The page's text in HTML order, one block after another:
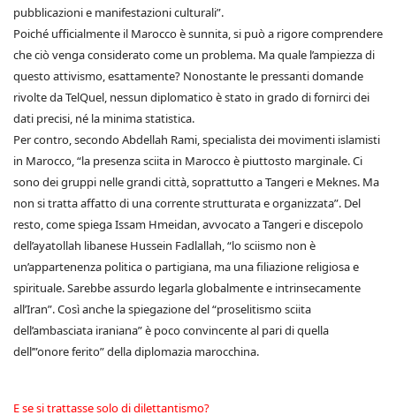
pubblicazioni e manifestazioni culturali”.
Poiché ufficialmente il Marocco è sunnita, si può a rigore comprendere
che ciò venga considerato come un problema. Ma quale l’ampiezza di
questo attivismo, esattamente? Nonostante le pressanti domande
rivolte da TelQuel, nessun diplomatico è stato in grado di fornirci dei
dati precisi, né la minima statistica.
Per contro, secondo Abdellah Rami, specialista dei movimenti islamisti
in Marocco, “la presenza sciita in Marocco è piuttosto marginale. Ci
sono dei gruppi nelle grandi città, soprattutto a Tangeri e Meknes. Ma
non si tratta affatto di una corrente strutturata e organizzata”. Del
resto, come spiega Issam Hmeidan, avvocato a Tangeri e discepolo
dell’ayatollah libanese Hussein Fadlallah, “lo sciismo non è
un’appartenenza politica o partigiana, ma una filiazione religiosa e
spirituale. Sarebbe assurdo legarla globalmente e intrinsecamente
all’Iran”. Così anche la spiegazione del “proselitismo sciita
dell’ambasciata iraniana” è poco convincente al pari di quella
dell’”onore ferito” della diplomazia marocchina.
E se si trattasse solo di dilettantismo?